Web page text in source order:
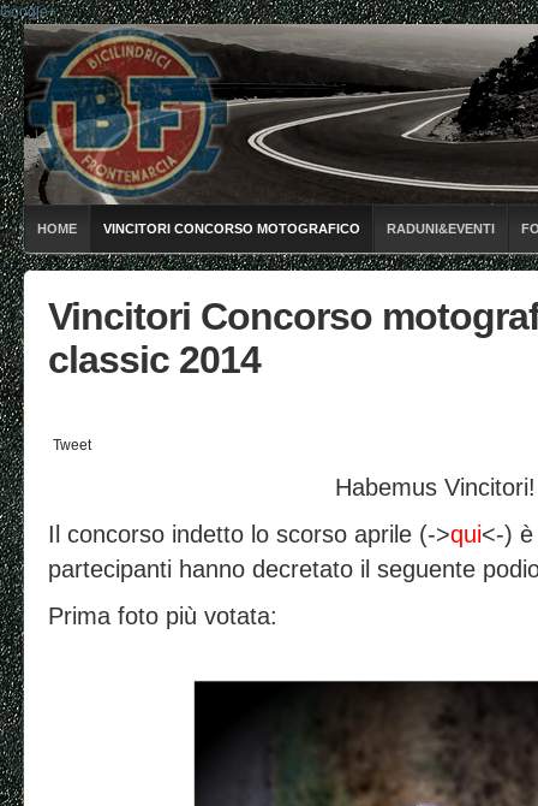
Google+
HOME VINCITORI CONCORSO MOTOGRAFICO RADUNI&EVENTI
Vincitori Concorso
classic 2014
Tweet
Habemus Vincitori!
Il concorso indetto lo scorso aprile (->qui<-)
partecipanti hanno decretato il seguente
Prima foto più votata: